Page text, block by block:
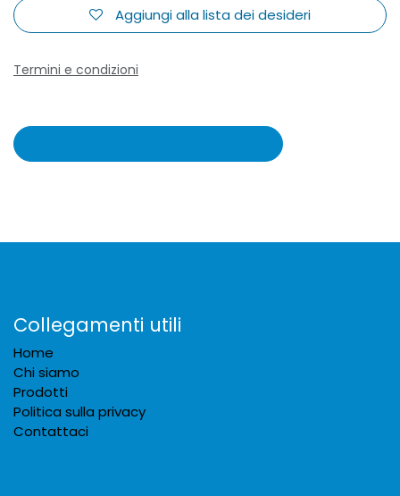
Aggiungi alla lista dei desideri
Termini e condizioni
Collegamenti utili
Home
Chi siamo
Prodotti
Politica sulla privacy
Contattaci